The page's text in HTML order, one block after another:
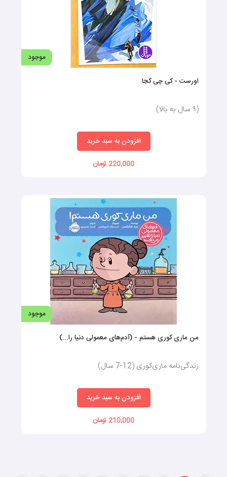
موجود
اورست - کی چی کجا
(٩ سال به بالا)
افزودن به سبد خرید
220,000 تومان
موجود
من ماری کوری هستم - (آدم‌های معمولی دنیا را...)
زندگی‌نامه‌ ماری‌کوری (12-7 سال)
افزودن به سبد خرید
210,000 تومان